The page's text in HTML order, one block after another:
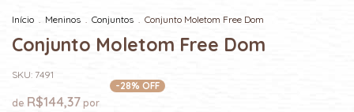
Início . Meninos . Conjuntos . Conjunto Moletom Free Dom
Conjunto Moletom Free Dom
SKU: 7491
R$144,37
-28% OFF